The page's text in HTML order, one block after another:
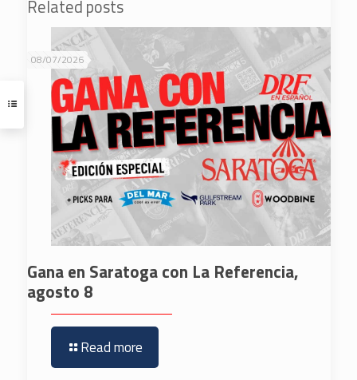
Related posts
08/07/2026
Gana en Saratoga con La Referencia,
agosto 8
Read more